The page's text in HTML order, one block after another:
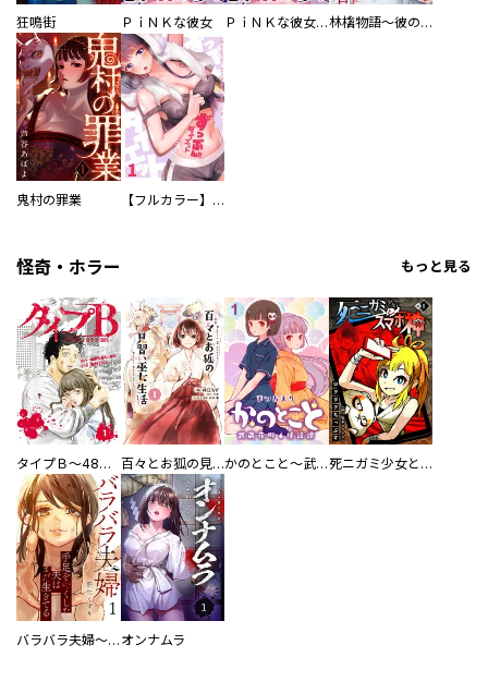
狂鳴街 ＰｉＮＫな彼女 ＰｉＮＫな彼女 単行本版 林檎物語～彼の裏切り、赦せますか？～
鬼村の罪業 【フルカラー】ずっぷん！！ダイエット
怪奇・ホラー もっと見る
タイプＢ～48時間後、致死率100％～【単話】 百々とお狐の見習い巫女生活【単行本版】 かのとこと～武蔵花町怪話譚～ 【連載版】 死ニガミ少女とスマホ神
バラバラ夫婦～手足をなくした夫はまだ生きてる オンナムラ